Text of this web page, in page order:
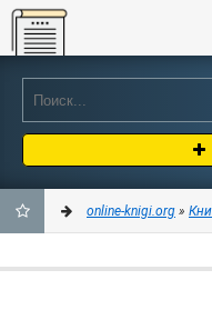
Online-knigi.org
online-knigi.org »